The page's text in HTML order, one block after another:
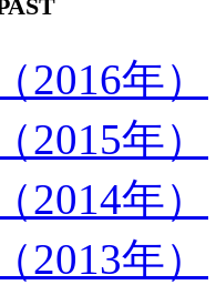
PAST
2016年）
2015年）
2014年）
2013年）